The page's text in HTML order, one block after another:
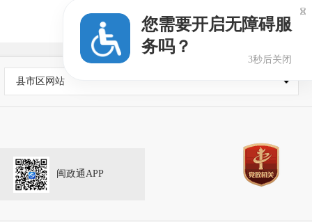
县市区网站
闽政通APP
您需要开启无障碍服
务吗？
2秒后关闭
